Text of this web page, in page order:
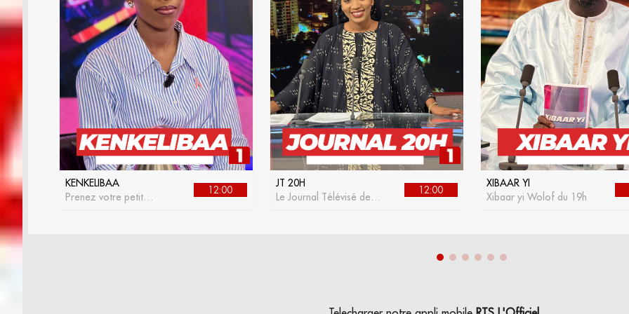
KENKELIBAA
Prenez votre petit
12:00
JT 20H
Le Journal Télévisé de la
12:00
XIBAAR YI
Xibaar yi Wolof du 19h